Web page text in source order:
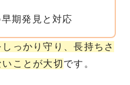
期発見と対応
っかり守り、長持ちさ
ことが大切 です。